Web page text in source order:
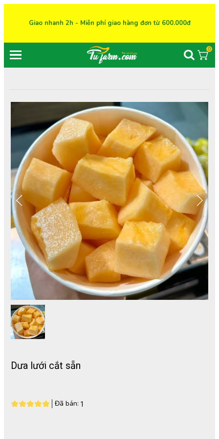
Giao nhanh 2h - Miễn phí giao hàng đơn từ 600.000đ
0
Dưa lưới cắt sẵn
1
Đã bán: